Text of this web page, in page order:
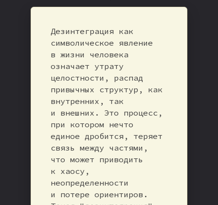
Дезинтеграция как
символическое явление
в жизни человека
означает утрату
целостности, распад
привычных структур, как
внутренних, так
и внешних. Это процесс,
при котором нечто
единое дробится, теряет
связь между частями,
что может приводить
к хаосу,
неопределенности
и потере ориентиров.